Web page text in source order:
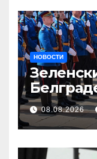
НОВОСТИ
Вучичем
08.08.2026